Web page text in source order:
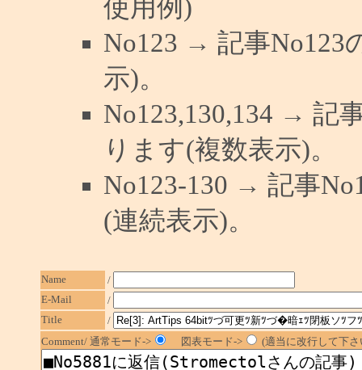
使用例)
No123 → 記事No123
示)。
No123,130,134 → 記
ります(複数表示)。
No123-130 → 記事
(連続表示)。
Name
/
E-Mail
/
Title
/
Comment/ 通常モード->
図表モード-> (適当に改行して下